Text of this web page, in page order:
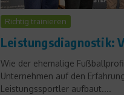
Richtig trainieren
Leistungsdiagnostik:
Wie der ehemalige
Unternehmen auf den
Leistungssportler aufbaut....